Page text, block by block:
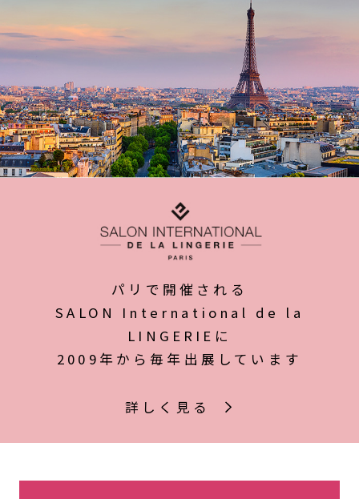
パリで開催される
SALON International de la
LINGERIEに
2009年から毎年出展しています
詳しく見る